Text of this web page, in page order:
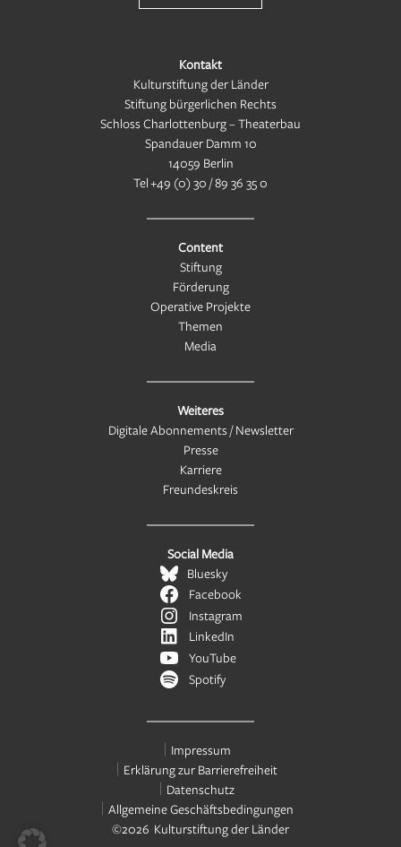
Kontakt
Kulturstiftung der Länder
Stiftung bürgerlichen Rechts
Schloss Charlottenburg – Theaterbau
Spandauer Damm 10
14059 Berlin
Tel+49 (0) 30 / 89 36 35 0
Content
Stiftung
Förderung
Operative Projekte
Themen
Media
Weiteres
Digitale Abonnements / Newsletter
Presse
Karriere
Freundeskreis
Social Media
Bluesky
Facebook
Instagram
LinkedIn
YouTube
Spotify
Impressum
Erklärung zur Barrierefreiheit
Datenschutz
Allgemeine Geschäftsbedingungen
©2026 Kulturstiftung der Länder